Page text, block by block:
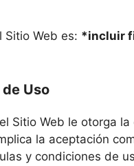
Web es: *incluir
Uso
Sitio Web le otorga la
la aceptación
y condiciones de